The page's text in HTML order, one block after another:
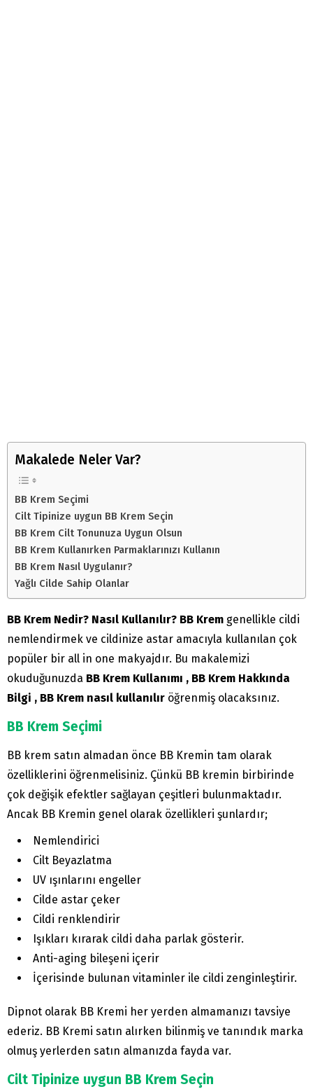
Makalede Neler Var?
BB Krem Seçimi
Cilt Tipinize uygun BB Krem Seçin
BB Krem Cilt Tonunuza Uygun Olsun
BB Krem Kullanırken Parmaklarınızı Kullanın
BB Krem Nasıl Uygulanır?
Yağlı Cilde Sahip Olanlar
BB Krem Nedir? Nasıl Kullanılır? BB Krem genellikle cildi
nemlendirmek ve cildinize astar amacıyla kullanılan çok
popüler bir all in one makyajdır. Bu makalemizi
okuduğunuzda BB Krem Kullanımı , BB Krem Hakkında
Bilgi , BB Krem nasıl kullanılır öğrenmiş olacaksınız.
BB Krem Seçimi
BB krem satın almadan önce BB Kremin tam olarak
özelliklerini öğrenmelisiniz. Çünkü BB kremin birbirinde
çok değişik efektler sağlayan çeşitleri bulunmaktadır.
Ancak BB Kremin genel olarak özellikleri şunlardır;
Nemlendirici
Cilt Beyazlatma
UV ışınlarını engeller
Cilde astar çeker
Cildi renklendirir
Işıkları kırarak cildi daha parlak gösterir.
Anti-aging bileşeni içerir
İçerisinde bulunan vitaminler ile cildi zenginleştirir.
Dipnot olarak BB Kremi her yerden almamanızı tavsiye
ederiz. BB Kremi satın alırken bilinmiş ve tanındık marka
olmuş yerlerden satın almanızda fayda var.
Cilt Tipinize uygun BB Krem Seçin